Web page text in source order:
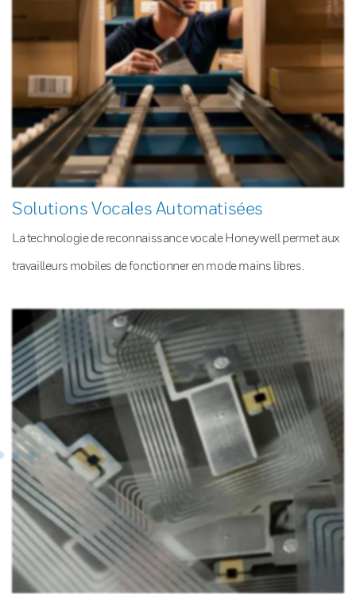
Solutions Vocales Automatisées
La technologie de reconnaissance vocale Honeywell permet aux
travailleurs mobiles de fonctionner en mode mains libres.